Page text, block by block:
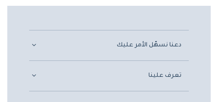
دعنا نسهّل الأمر عليك
تعرف علينا